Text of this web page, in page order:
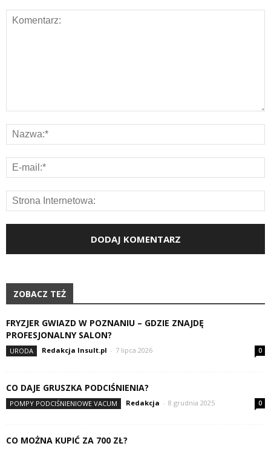
ZOBACZ TEŻ
FRYZJER GWIAZD W POZNANIU – GDZIE ZNAJDĘ
PROFESJONALNY SALON?
URODA Redakcja Insult.pl - 7 lipca 2026 0
CO DAJE GRUSZKA PODCIŚNIENIA?
POMPY PODCIŚNIENIOWE VACUM Redakcja - 8 grudnia 2025 0
CO MOŻNA KUPIĆ ZA 700 ZŁ?